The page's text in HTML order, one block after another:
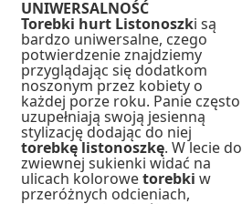
UNIWERSALNOŚĆ
Torebki hurt Listonoszki są
bardzo uniwersalne, czego
potwierdzenie znajdziemy
przyglądając się dodatkom
noszonym przez kobiety o
każdej porze roku. Panie często
uzupełniają swoją jesienną
stylizację dodając do niej
torebkę listonoszkę. W lecie do
zwiewnej sukienki widać na
ulicach kolorowetorebkiw
przeróżnych odcieniach,